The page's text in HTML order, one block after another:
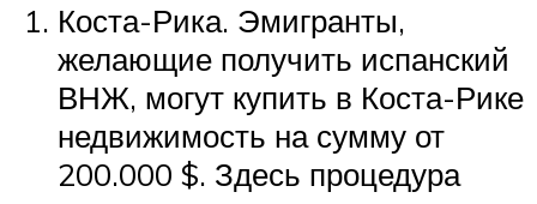
Коста-Рика. Эмигранты,
желающие получить испанский
ВНЖ, могут купить в Коста-Рике
недвижимость на сумму от
200.000 $. Здесь процедура